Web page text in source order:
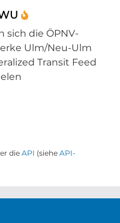
sich die ÖPNV-
Ulm/Neu-Ulm
Transit Feed
die API (siehe API-